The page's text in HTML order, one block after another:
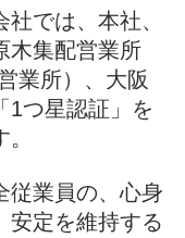
では、本社、
木集配営業所
業所） 、大阪
1つ星認証」を
従業員の、心身
安定を維持する